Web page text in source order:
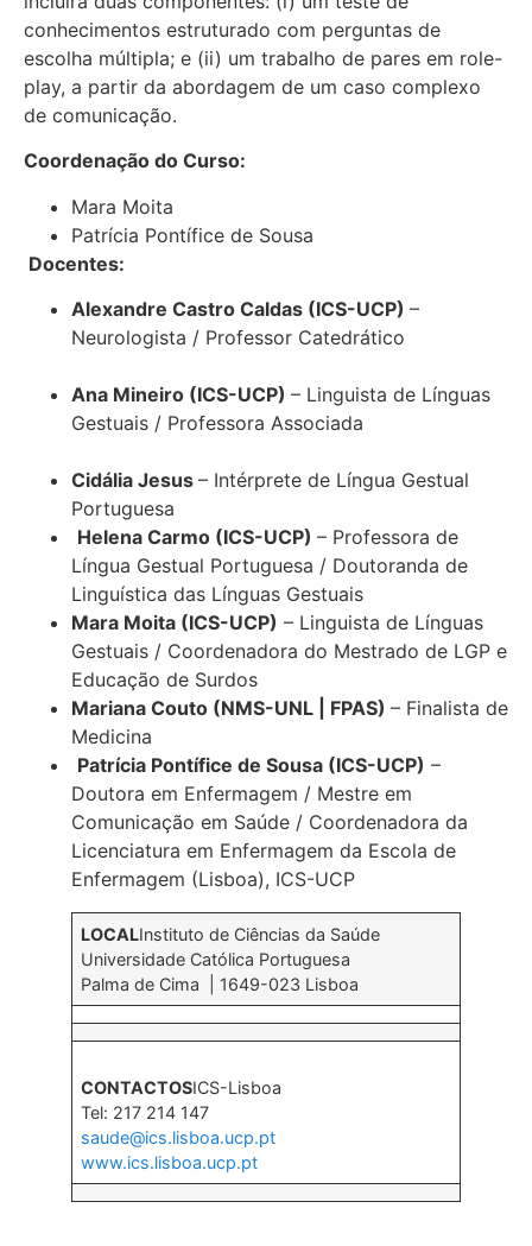
conhecimentos estruturado com perguntas de
escolha múltipla; e (ii) um trabalho de pares em role-
play, a partir da abordagem de um caso complexo
de comunicação.
Coordenação do Curso:
Mara Moita
Patrícia Pontífice de Sousa
Docentes:
Alexandre Castro Caldas (ICS-UCP) –
Neurologista / Professor Catedrático
Ana Mineiro (ICS-UCP) – Linguista de Línguas
Gestuais / Professora Associada
Cidália Jesus – Intérprete de Língua Gestual
Portuguesa
Helena Carmo (ICS-UCP) – Professora de
Língua Gestual Portuguesa / Doutoranda de
Linguística das Línguas Gestuais
Mara Moita (ICS-UCP) – Linguista de Línguas
Gestuais / Coordenadora do Mestrado de LGP e
Educação de Surdos
Mariana Couto (NMS-UNL | FPAS) – Finalista de
Medicina
Patrícia Pontífice de Sousa (ICS-UCP) –
Doutora em Enfermagem / Mestre em
Comunicação em Saúde / Coordenadora da
Licenciatura em Enfermagem da Escola de
Enfermagem (Lisboa), ICS-UCP
LOCALInstituto de Ciências da Saúde
Universidade Católica Portuguesa
Palma de Cima | 1649-023 Lisboa
CONTACTOSICS-Lisboa
Tel: 217 214 147
saude@ics.lisboa.ucp.pt
www.ics.lisboa.ucp.pt